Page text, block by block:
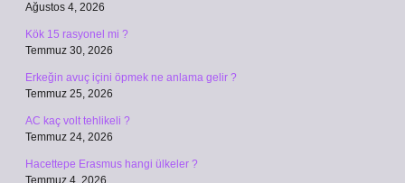
Ağustos 4, 2026
Kök 15 rasyonel mi ?
Temmuz 30, 2026
Erkeğin avuç içini öpmek ne anlama gelir ?
Temmuz 25, 2026
AC kaç volt tehlikeli ?
Temmuz 24, 2026
Hacettepe Erasmus hangi ülkeler ?
Temmuz 4, 2026